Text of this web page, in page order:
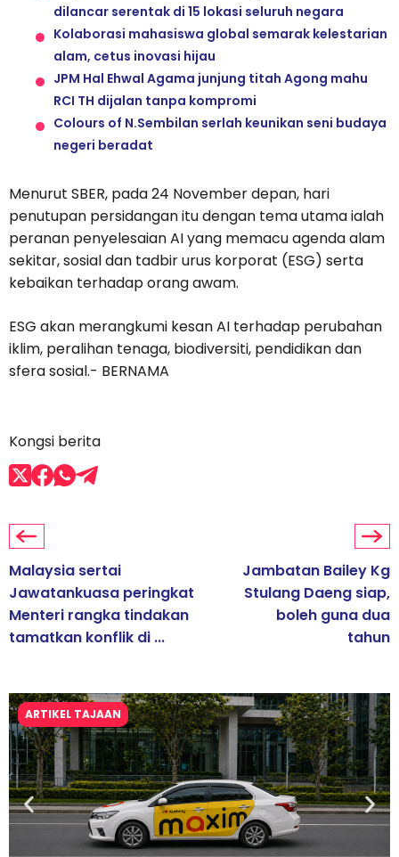
dilancar serentak di 15 lokasi seluruh negara
Kolaborasi mahasiswa global semarak kelestarian
alam, cetus inovasi hijau
JPM Hal Ehwal Agama junjung titah Agong mahu
RCI TH dijalan tanpa kompromi
Colours of N.Sembilan serlah keunikan seni budaya
negeri beradat
Menurut SBER, pada 24 November depan, hari
penutupan persidangan itu dengan tema utama ialah
peranan penyelesaian AI yang memacu agenda alam
sekitar, sosial dan tadbir urus korporat (ESG) serta
kebaikan terhadap orang awam.
ESG akan merangkumi kesan AI terhadap perubahan
iklim, peralihan tenaga, biodiversiti, pendidikan dan
sfera sosial.- BERNAMA
Kongsi berita
Malaysia sertai
Jawatankuasa peringkat
Menteri rangka tindakan
tamatkan konflik di ...
Jambatan Bailey Kg
Stulang Daeng siap,
boleh guna dua
tahun
ARTIKEL TAJAAN